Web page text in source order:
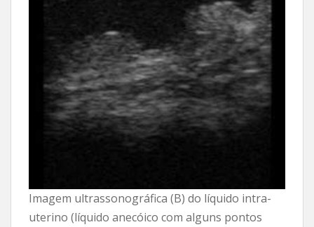
Imagem ultrassonográfica (B) do líquido intra-
uterino (líquido anecóico com alguns pontos